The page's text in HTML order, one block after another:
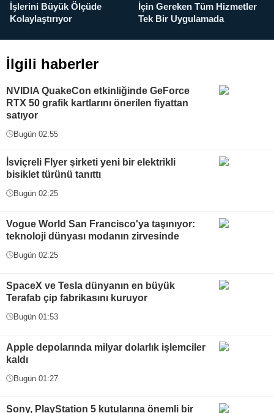
İşlerini Büyük Ölçüde
Kolaylaştırıyor
İçin Gereken Tüm Hizmetler
Tek Bir Uygulamada
İlgili haberler
NVIDIA QuakeCon etkinliğinde GeForce
RTX 50 grafik kartlarını önerilen fiyattan
satıyor
Bugün 02:55
İsviçreli Flyer şirketi yeni bir elektrikli
bisiklet türünü tanıttı
Bugün 02:25
Vogue World San Francisco'ya taşınıyor:
teknoloji dünyası modanın zirvesinde
Bugün 02:25
SpaceX ve Tesla dünyanın en büyük
Terafab çip fabrikasını kuruyor
Bugün 01:53
Apple depolarında milyar dolarlık işlemciler
kaldı
Bugün 01:27
Sony, PlayStation 5 kutularına önemli bir